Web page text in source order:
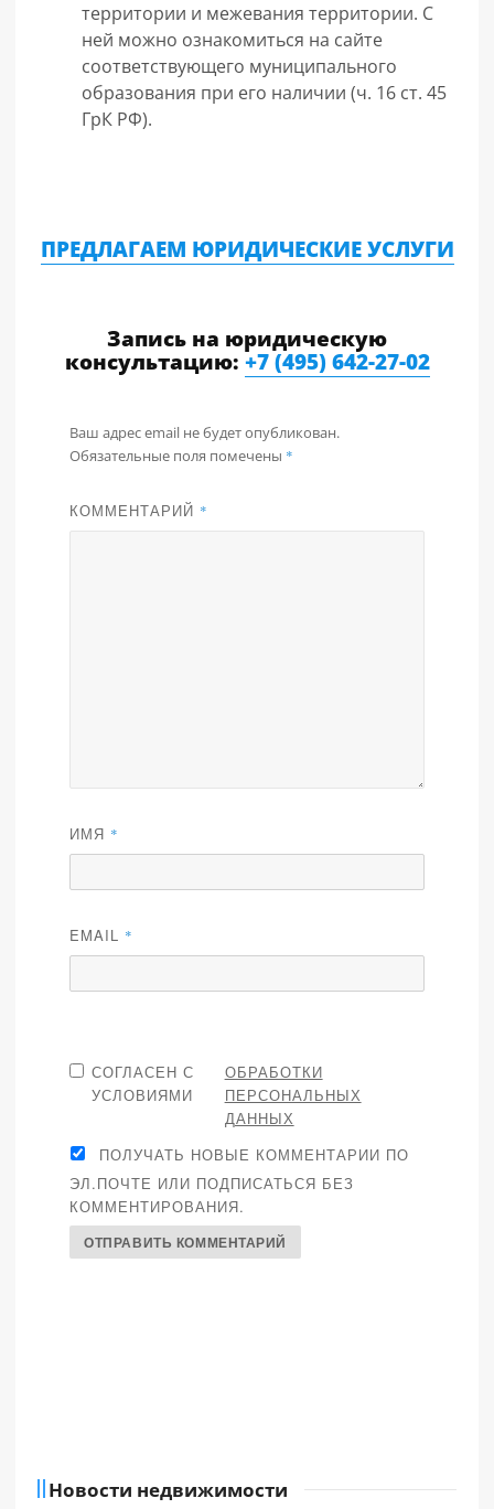
территории и межевания территории. С
ней можно ознакомиться на сайте
соответствующего муниципального
образования при его наличии (ч. 16 ст. 45
ГрК РФ).
ПРЕДЛАГАЕМ ЮРИДИЧЕСКИЕ УСЛУГИ
Запись на юридическую
консультацию: +7 (495) 642-27-02
Ваш адрес email не будет опубликован.
Обязательные поля помечены *
КОММЕНТАРИЙ *
ИМЯ *
EMAIL *
СОГЛАСЕН С
УСЛОВИЯМИ
ОБРАБОТКИ
ПЕРСОНАЛЬНЫХ
ДАННЫХ
ПОЛУЧАТЬ НОВЫЕ КОММЕНТАРИИ ПО
ЭЛ.ПОЧТЕ ИЛИ ПОДПИСАТЬСЯ БЕЗ
КОММЕНТИРОВАНИЯ.
Новости недвижимости